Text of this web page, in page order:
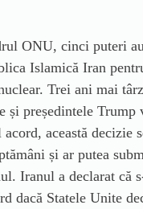
ONU, cinci puteri
Islamică Iran
Trei ani mai
și președintele Trump
această decizie
și ar putea
Iranul a declarat că
dacă Statele Unite